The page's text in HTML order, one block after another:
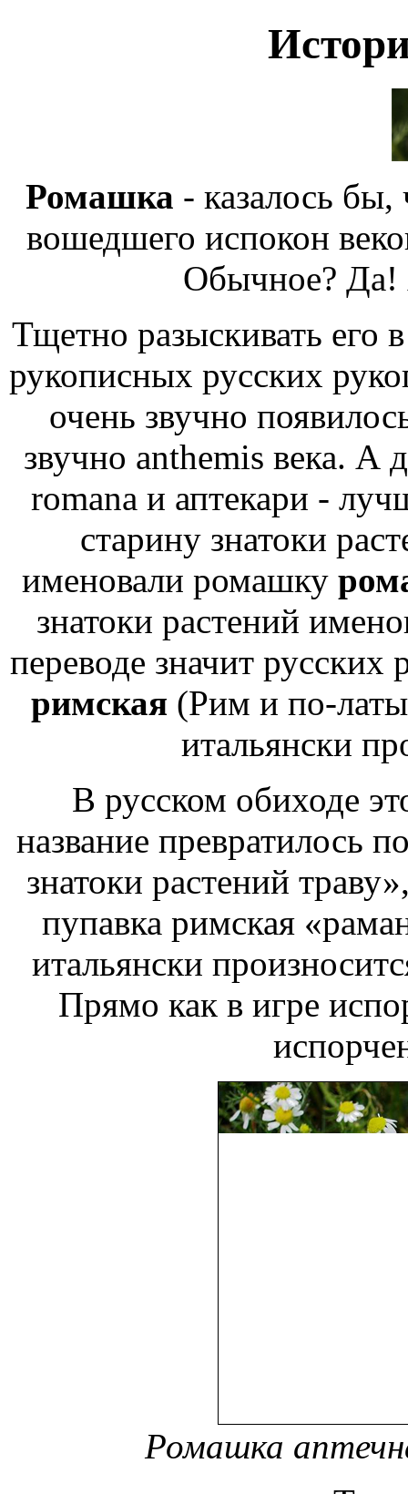
Ромашка - казалось
вошедшего испокон
Обычное? Да!
Тщетно разыскивать его
рукописных русских
очень звучно
звучно anthemis века. А
romana и аптекари -
старину знатоки
именовали ромашку
знатоки растений
переводе значит русских
римская (Рим и по-
итальянски
В русском обиходе
название превратилось
знатоки растений
пупавка римская
итальянски
Прямо как в игре
Ромашка